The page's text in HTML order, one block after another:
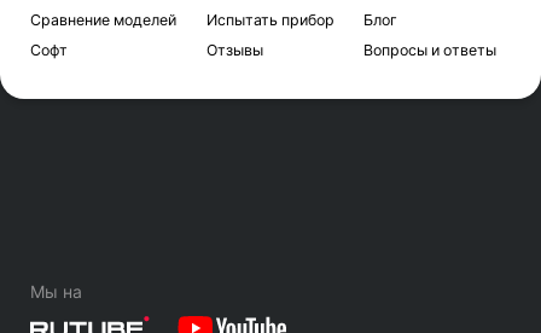
Сравнение моделей
Софт
Испытать прибор
Отзывы
Блог
Вопросы и ответы
Мы на